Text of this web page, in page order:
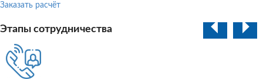
Заказать расчёт
Этапы сотрудничества